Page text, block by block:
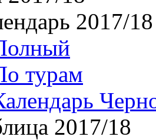
2017/18
турам
2017/18